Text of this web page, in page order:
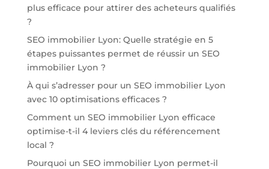
plus efficace pour attirer des acheteurs qualifiés
?
SEO immobilier Lyon: Quelle stratégie en 5
étapes puissantes permet de réussir un SEO
immobilier Lyon ?
À qui s’adresser pour un SEO immobilier Lyon
avec 10 optimisations efficaces ?
Comment un SEO immobilier Lyon efficace
optimise-t-il 4 leviers clés du référencement
local ?
Pourquoi un SEO immobilier Lyon permet-il